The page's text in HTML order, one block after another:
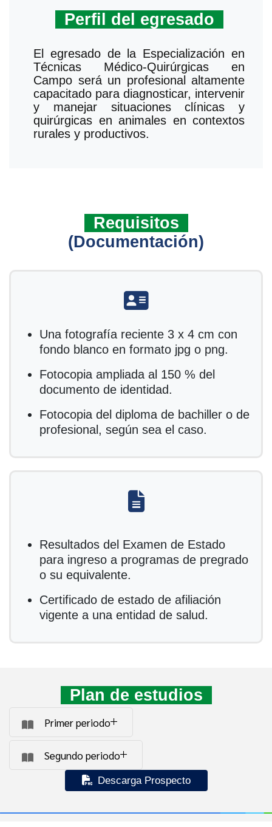
Perfil del egresado
El egresado de la Especialización en
Técnicas Médico-Quirúrgicas en
Campo será un profesional altamente
capacitado para diagnosticar, intervenir
y manejar situaciones clínicas y
quirúrgicas en animales en contextos
rurales y productivos.
Requisitos
(Documentación)
fas fa-address-card
Una fotografía reciente 3 x 4 cm con
fondo blanco en formato jpg o png.
Fotocopia ampliada al 150 % del
documento de identidad.
Fotocopia del diploma de bachiller o de
profesional, según sea el caso.
fas fa-file-alt
Resultados del Examen de Estado
para ingreso a programas de pregrado
o su equivalente.
Certificado de estado de afiliación
vigente a una entidad de salud.
Plan de estudios
Primer periodo
Segundo periodo
Descarga Prospecto